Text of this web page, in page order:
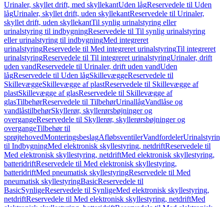
Urinaler, skyllet drift, med skyllekantUden lågReservedele til Uden
lågUrinaler, skyllet drift, uden skyllekantReservedele til Urinaler,
skyllet drift, uden skyllekantTil synlig urinalstyring eller
urinalstyring til indbygningReservedele til Til synlig urinalstyring
eller urinalstyring til indbygningMed integreret
urinalstyringReservedele til Med integreret urinalstyringTil integreret
urinalstyringReservedele til Til integreret urinalstyringUrinaler, drift
uden vandReservedele til Urinaler, drift uden vandUden
lågReservedele til Uden lågSkillevæggeReservedele til
SkillevæggeSkillevægge af plastReservedele til Skillevægge af
plastSkillevægge af glasReservedele til Skillevægge af
glasTilbehørReservedele til TilbehørUrinallågVandlåse og
vandlåstilbehørSkyllerør, skyllerørsbøjninger og
overgangeReservedele til Skyllerør, skyllerørsbøjninger og
overgangeTilbehør til
sprøjtehovedMonteringsbeslagAfløbsventilerVandfordeler
til IndbygningMed elektronisk skyllestyring, netdriftReservedele til
Med elektronisk skyllestyring, netdriftMed elektronisk skyllestyring,
batteridriftReservedele til Med elektronisk skyllestyring,
batteridriftMed pneumatisk skyllestyringReservedele til Med
pneumatisk skyllestyringBasicReservedele til
BasicSynligeReservedele til SynligeMed elektronisk skyllestyring,
netdriftReservedele til Med elektronisk skyllestyring, netdriftMed